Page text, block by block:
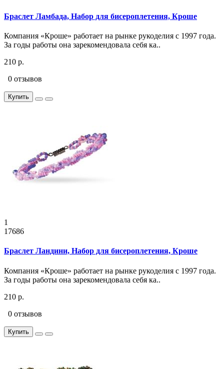
Браслет Ламбада, Набор для бисероплетения, Кроше
Компания «Кроше» работает на рынке рукоделия с 1997 года.
За годы работы она зарекомендовала себя ка..
210 р.
0 отзывов
Купить
1
17686
Браслет Ландини, Набор для бисероплетения, Кроше
Компания «Кроше» работает на рынке рукоделия с 1997 года.
За годы работы она зарекомендовала себя ка..
210 р.
0 отзывов
Купить